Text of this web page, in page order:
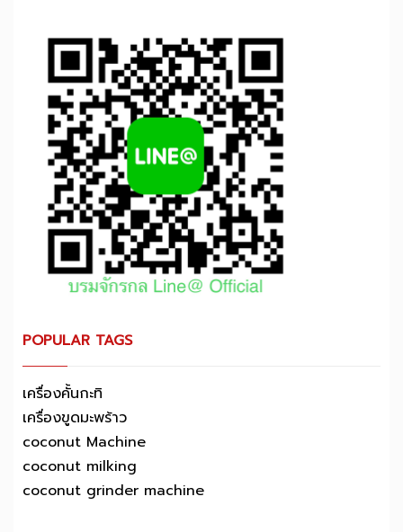
POPULAR TAGS
เครื่องคั้นกะทิ
เครื่องขูดมะพร้าว
coconut Machine
coconut milking
coconut grinder machine